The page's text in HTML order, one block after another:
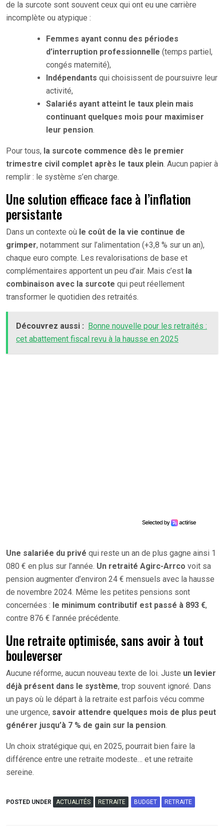
de la surcote sont souvent ceux qui ont eu une carrière
incomplète ou atypique :
Femmes ayant connu des périodes
d’interruption professionnelle (temps partiel,
congés maternité),
Indépendants qui choisissent de poursuivre leur
activité,
Salariés ayant atteint le taux plein mais
continuant quelques mois pour maximiser
leur pension.
Pour tous, la surcote commence dès le premier
trimestre civil complet après le taux plein. Aucun papier à
remplir : le système s’en charge.
Une solution efficace face à l’inflation
persistante
Dans un contexte où le coût de la vie continue de
grimper, notamment sur l’alimentation (+3,8 % sur un an),
chaque euro compte. Les revalorisations de base et
complémentaires apportent un peu d’air. Mais c’est la
combinaison avec la surcote qui peut réellement
transformer le quotidien des retraités.
Découvrez aussi : Bonne nouvelle pour les retraités :
cet abattement fiscal revu à la hausse en 2025
Une salariée du privé qui reste un an de plus gagne ainsi 1
080 € en plus sur l’année. Un retraité Agirc-Arrco voit sa
pension augmenter d’environ 24 € mensuels avec la hausse
de novembre 2024. Même les petites pensions sont
concernées : le minimum contributif est passé à 893 €,
contre 876 € l’année précédente.
Une retraite optimisée, sans avoir à tout
bouleverser
Aucune réforme, aucun nouveau texte de loi. Juste un levier
déjà présent dans le système, trop souvent ignoré. Dans
un pays où le départ à la retraite est parfois vécu comme
une urgence, savoir attendre quelques mois de plus peut
générer jusqu’à 7 % de gain sur la pension.
Un choix stratégique qui, en 2025, pourrait bien faire la
différence entre une retraite modeste… et une retraite
sereine.
POSTED UNDER ACTUALITÉS RETRAITE BUDGET RETRAITE